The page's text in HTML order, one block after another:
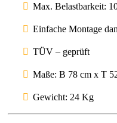
Max. Belastbarkeit:
Einfache Montage
TÜV – geprüft
Maße: B 78 cm x T
Gewicht: 24 Kg